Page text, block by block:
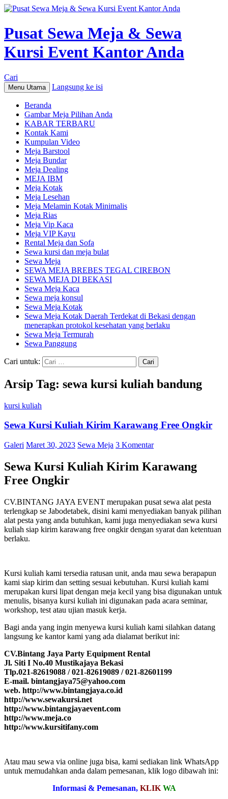
Pusat Sewa Meja & Sewa
Kursi Event Kantor Anda
Cari
Menu Utama Langsung ke isi
Beranda
Gambar Meja Pilihan Anda
KABAR TERBARU
Kontak Kami
Kumpulan Video
Meja Barstool
Meja Bundar
Meja Dealing
MEJA IBM
Meja Kotak
Meja Lesehan
Meja Melamin Kotak Minimalis
Meja Rias
Meja Vip Kaca
Meja VIP Kayu
Rental Meja dan Sofa
Sewa kursi dan meja bulat
Sewa Meja
SEWA MEJA BREBES TEGAL CIREBON
SEWA MEJA DI BEKASI
Sewa Meja Kaca
Sewa meja konsul
Sewa Meja Kotak
Sewa Meja Kotak Daerah Terdekat di Bekasi dengan
menerapkan protokol kesehatan yang berlaku
Sewa Meja Termurah
Sewa Panggung
Cari untuk:
Arsip Tag: sewa kursi kuliah bandung
kursi kuliah
Sewa Kursi Kuliah Kirim Karawang Free Ongkir
Galeri Maret 30, 2023 Sewa Meja 3 Komentar
Sewa Kursi Kuliah Kirim Karawang
Free Ongkir
CV.BINTANG JAYA EVENT merupakan pusat sewa alat pesta
terlengkap se Jabodetabek, disini kami menyediakan banyak pilihan
alat pesta yang anda butuhkan, kami juga menyediakan sewa kursi
kuliah siap kirim karawang free ongkir dengan syarat dan ketentuan
berlaku.
Kursi kuliah kami tersedia ratusan unit, anda mau sewa berapapun
kami siap kirim dan setting sesuai kebutuhan. Kursi kuliah kami
merupakan kursi lipat dengan meja kecil yang bisa digunakan untuk
menulis, bisanya kursi kuliah ini digunakan pada acara seminar,
workshop, test atau ujian masuk kerja.
Bagi anda yang ingin menyewa kursi kuliah kami silahkan datang
langsung ke kantor kami yang ada dialamat berikut ini:
CV.Bintang Jaya Party Equipment Rental
Jl. Siti I No.40 Mustikajaya Bekasi
Tlp.021-82619088 / 021-82619089 / 021-82601199
E-mail. bintangjaya75@yahoo.com
web. http://www.bintangjaya.co.id
http://www.sewakursi.net
http://www.bintangjayaevent.com
http://www.meja.co
http://www.kursitifany.com
Atau mau sewa via online juga bisa, kami sediakan link WhatsApp
untuk memudahkan anda dalam pemesanan, klik logo dibawah ini:
Informasi & Pemesanan, KLIK WA